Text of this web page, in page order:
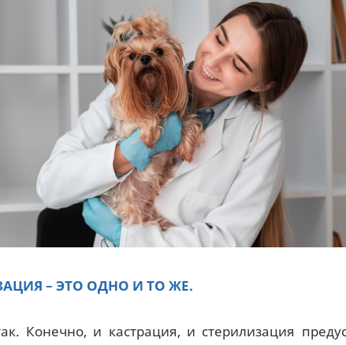
– ЭТО ОДНО И ТО ЖЕ.
Конечно, и кастрация, и стерилизация